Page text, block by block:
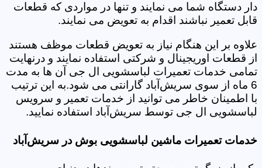
دار دستگاه شما می نمایند و تنها در مواردی که قطعات
قابل تعمیر نباشند اقدام به تعویض می نمایند.
علاوه بر این هنگام نیاز به تعویض قطعات موظف هستند
از قطعات اوریجینال و شرکتی استفاده نمایند و درنهایت
تمامی خدمات تعمیرات لباسشویی ال جی آن ها به مدت
6 ماه از سوی سریش‌آباد گارانتی می شود.به این ترتیب
با اطمینان خاطر می توانید از خدمات تعمیر و سرویس
لباسشویی ال جی توسط سریش‌آباد استفاده نمایید.
خدمات تعمیرات ماشین لباسشویی بوش در سریش‌آباد